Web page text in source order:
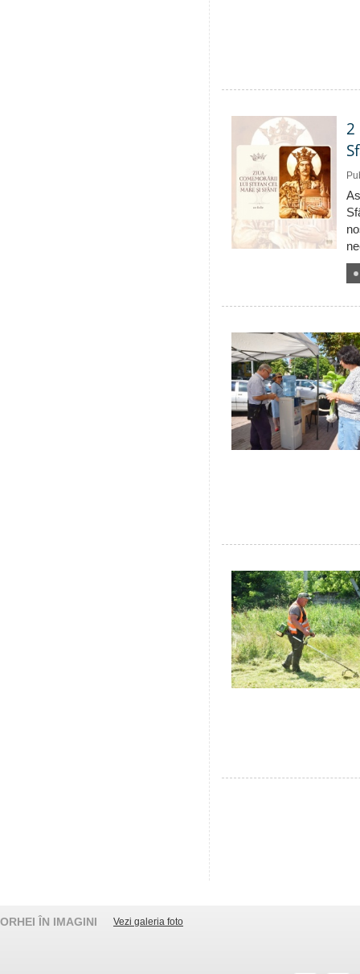
2
ORHEI ÎN IMAGINI Vezi galeria foto